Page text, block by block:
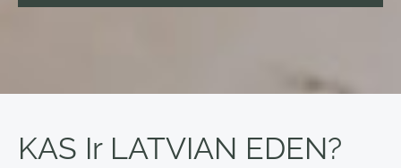
KAS Ir LATVIAN EDEN?